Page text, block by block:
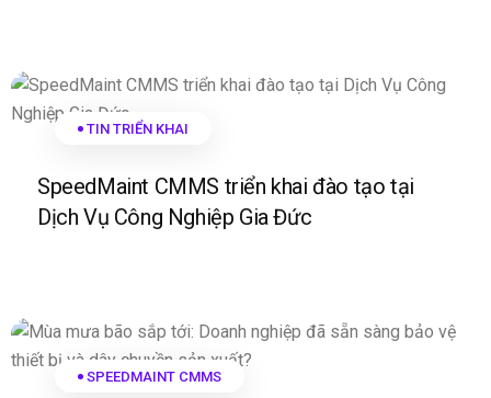
TIN TRIỂN KHAI
SpeedMaint CMMS triển khai đào tạo tại
Dịch Vụ Công Nghiệp Gia Đức
SPEEDMAINT CMMS